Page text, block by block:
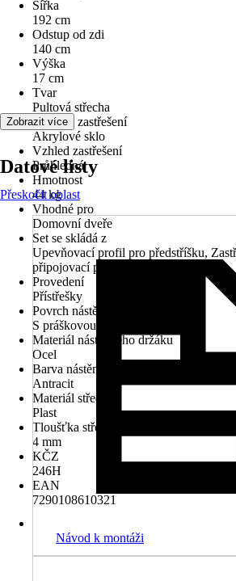
Šířka
192 cm
Odstup od zdi
140 cm
Výška
17 cm
Tvar
Pultová střecha
Materiál zastřešení
Akrylové sklo
Vzhled zastřešení
Průhledná
Hmotnost
44 kg
Vhodné pro
Domovní dveře
Set se skládá z
Upevňovací profil pro předstříšku,
připojovací profil
Provedení
Přístřešky
Povrch nástěnného držáku
S práškovou úpravou
Materiál nástěnného držáku
Ocel
Barva nástěnného držáku
Antracit
Materiál střechy
Plast
Tloušťka střechy
4 mm
KČZ
246H
EAN
7290108610321
Zobrazit více
Datové listy
Přeskočit oblast
Návod k montáži